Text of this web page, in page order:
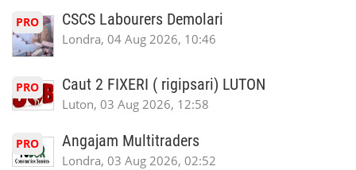
PRO CSCS Labourers Demolari
Londra, 04 Aug 2026, 10:46
PRO Caut 2 FIXERI ( rigipsari) LUTON
Luton, 03 Aug 2026, 12:58
PRO Angajam Multitraders
Londra, 03 Aug 2026, 02:52